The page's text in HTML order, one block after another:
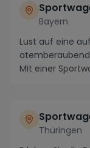
Bayern
Lust auf eine
Mit einer
Thüringen